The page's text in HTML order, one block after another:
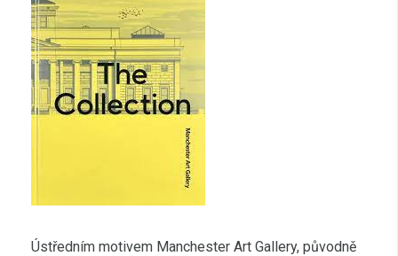
Ústředním motivem Manchester Art Gallery, původně